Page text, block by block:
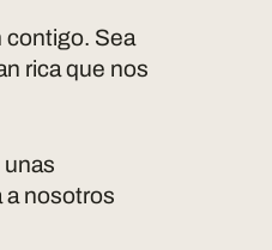
contigo. Sea
rica que nos
a nosotros